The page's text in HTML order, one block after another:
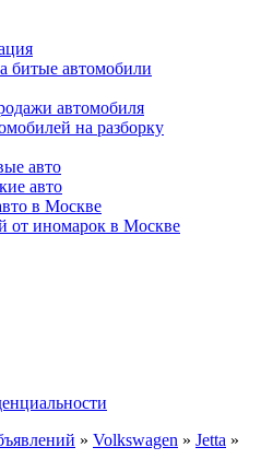
битые автомобили
автомобиля
на разборку
авто
авто
в Москве
от иномарок в Москве
» Volkswagen » Jetta »